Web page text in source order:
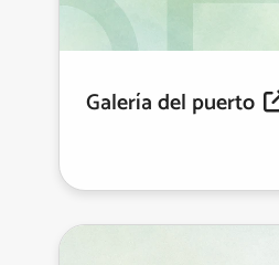
Galería del puerto